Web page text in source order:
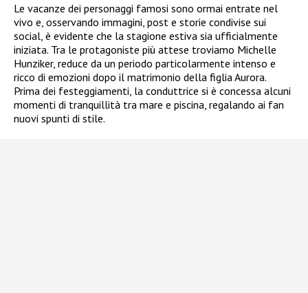
Le vacanze dei personaggi famosi sono ormai entrate nel
vivo e, osservando immagini, post e storie condivise sui
social, è evidente che la stagione estiva sia ufficialmente
iniziata. Tra le protagoniste più attese troviamo Michelle
Hunziker, reduce da un periodo particolarmente intenso e
ricco di emozioni dopo il matrimonio della figlia Aurora.
Prima dei festeggiamenti, la conduttrice si è concessa alcuni
momenti di tranquillità tra mare e piscina, regalando ai fan
nuovi spunti di stile.